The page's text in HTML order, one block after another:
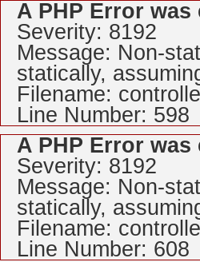
A PHP Error was
Severity: 8192
Message: Non-
statically,
Filename:
Line Number: 598
A PHP Error was
Severity: 8192
Message: Non-
statically,
Filename:
Line Number: 608